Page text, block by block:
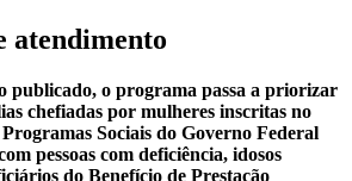
atendimento
publicado, o programa passa a priorizar
chefiadas por mulheres inscritas no
Sociais do Governo Federal
pessoas com deficiência, idosos
do Benefício de Prestação